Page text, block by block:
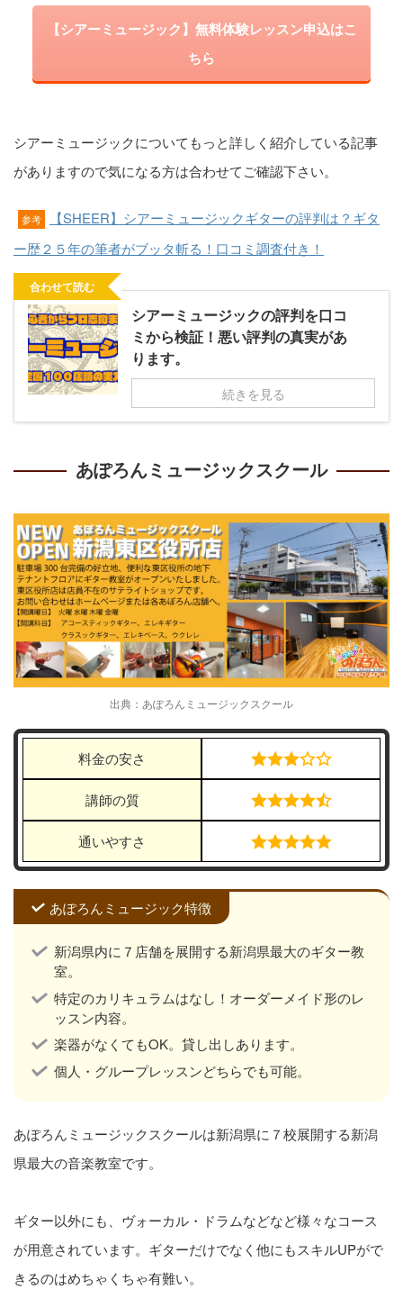
【シアーミュージック】無料体験レッスン申込はこ
ちら
シアーミュージックについてもっと詳しく紹介している記事
がありますので気になる方は合わせてご確認下さい。
参考
【SHEER】シアーミュージックギターの評判は？ギタ
ー歴２５年の筆者がブッタ斬る！口コミ調査付き！
合わせて読む
シアーミュージックの評判を口コ
ミから検証！悪い評判の真実があ
ります。
続きを見る
あぽろんミュージックスクール
出典：あぽろんミュージックスクール
料金の安さ
講師の質
通いやすさ
あぽろんミュージック特徴
新潟県内に７店舗を展開する新潟県最大のギター教
室。
特定のカリキュラムはなし！オーダーメイド形のレ
ッスン内容。
楽器がなくてもOK。貸し出しあります。
個人・グループレッスンどちらでも可能。
あぽろんミュージックスクールは新潟県に７校展開する新潟
県最大の音楽教室です。
ギター以外にも、ヴォーカル・ドラムなどなど様々なコース
が用意されています。ギターだけでなく他にもスキルUPがで
きるのはめちゃくちゃ有難い。